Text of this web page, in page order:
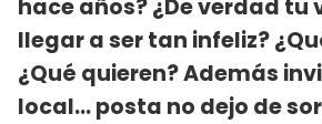
hace años? ¿De verdad tu
llegar a ser tan infeliz?
¿Qué quieren? Además
local... posta no dejo de